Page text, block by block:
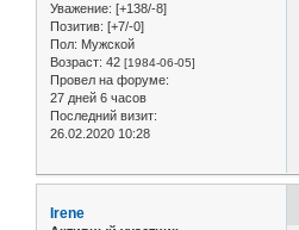
Уважение: [+138/-8]
Позитив: [+7/-0]
Пол: Мужской
Возраст: 42 [1984-06-05]
Провел на форуме:
27 дней 6 часов
Последний визит:
26.02.2020 10:28
Irene